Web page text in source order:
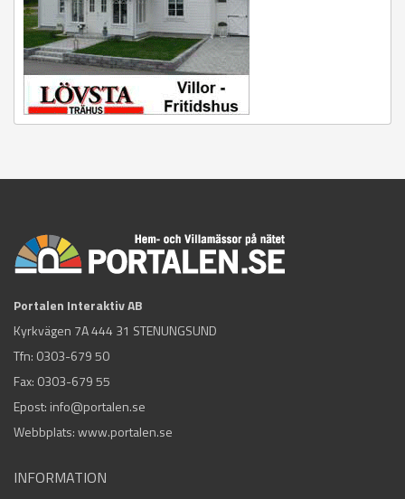
Portalen Interaktiv AB
Kyrkvägen 7A 444 31 STENUNGSUND
Tfn: 0303-679 50
Fax: 0303-679 55
Epost: info@portalen.se
Webbplats: www.portalen.se
INFORMATION